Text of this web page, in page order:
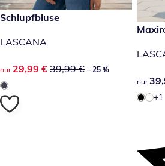
reduzierter Preis 29,99 €,
-25 %
Schlupfbluse
LASCANA
reduzierter Preis 29,99 €, vorheriger
nur 29,99 € 39,99 € – 25 %
39,99
nur
+1